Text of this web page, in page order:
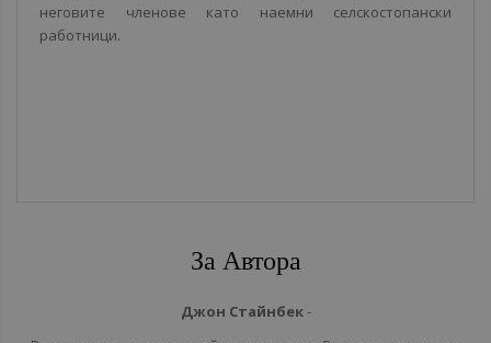
неговите членове като наемни селскостопански
работници.
За Автора
Джон Стайнбек-